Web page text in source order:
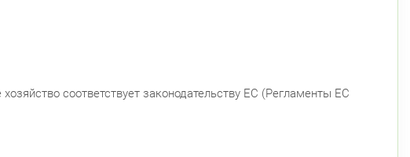
соответствует законодательству ЕС (Регламенты ЕС